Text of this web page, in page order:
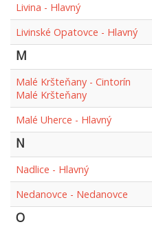
Livina - Hlavný
Livinské Opatovce - Hlavný
M
Malé Kršteňany - Cintorín
Malé Kršteňany
Malé Uherce - Hlavný
N
Nadlice - Hlavný
Nedanovce - Nedanovce
O